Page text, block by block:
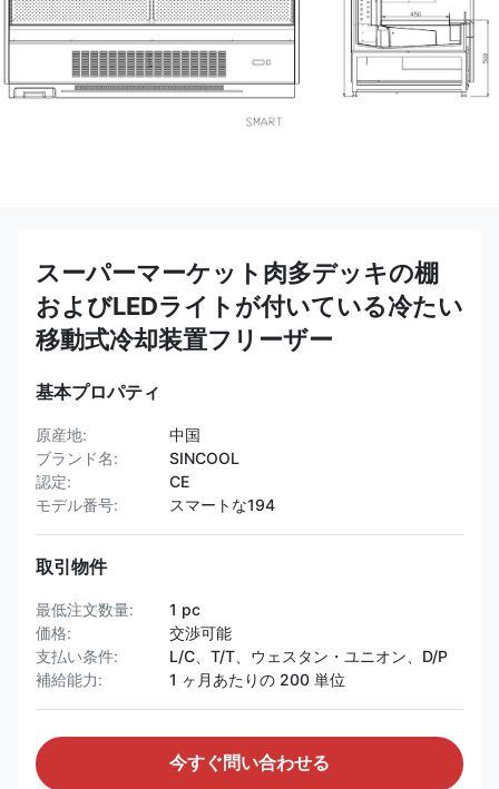
スーパーマーケット肉多デッキの棚
およびLEDライトが付いている冷たい
移動式冷却装置フリーザー
基本プロパティ
原産地:
中国
ブランド名:
SINCOOL
認定:
CE
モデル番号:
スマートな194
取引物件
最低注文数量:
1 pc
価格:
交渉可能
支払い条件:
L/C、T/T、ウェスタン・ユニオン、D/P
補給能力:
1 ヶ月あたりの 200 単位
今すぐ問い合わせる